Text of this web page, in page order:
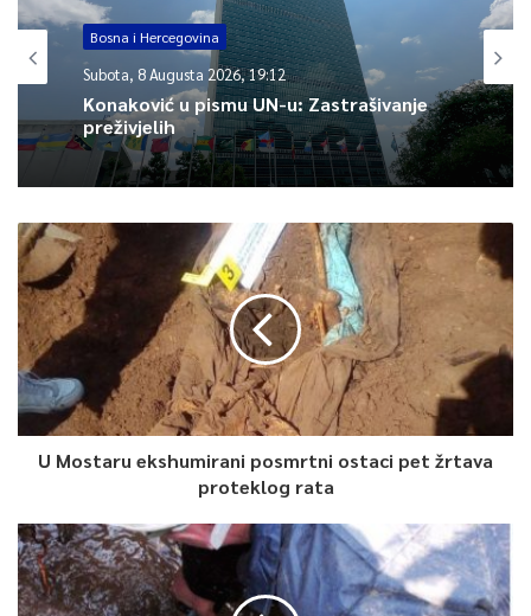
Bosna i Hercegovina
Subota, 8 Augusta 2026, 19:12
Konaković u pismu UN-u: Zastrašivanje
preživjelih
U Mostaru ekshumirani posmrtni ostaci pet žrtava
proteklog rata